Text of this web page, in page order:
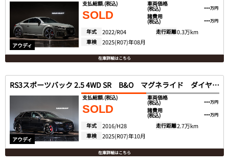
アウディ
支払総額.(税込)
SOLD
車両価格
(税込) ---万円
諸費用
(税込) ---万円
年式 2022/R04 走行距離0.3万km
車検 2025(R07)年08月
在庫詳細はこちら
RS3スポーツバック 2.5 4WD SR B&O マグネライド ダイヤステッチ革
アウディ
支払総額.(税込)
SOLD
車両価格
(税込) ---万円
諸費用
(税込) ---万円
年式 2016/H28 走行距離2.7万km
車検 2025(R07)年10月
在庫詳細はこちら